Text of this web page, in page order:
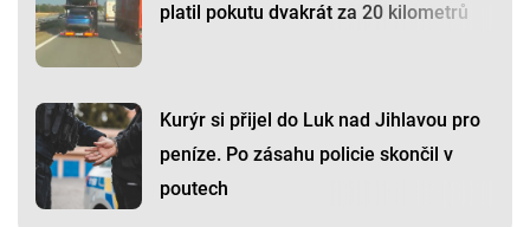
platil pokutu dvakrát za 20 kilometrů
Kurýr si přijel do Luk nad Jihlavou pro
peníze. Po zásahu policie skončil v
poutech